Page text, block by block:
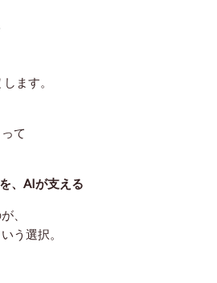
します。
て
、AIが支える
、
う選択。